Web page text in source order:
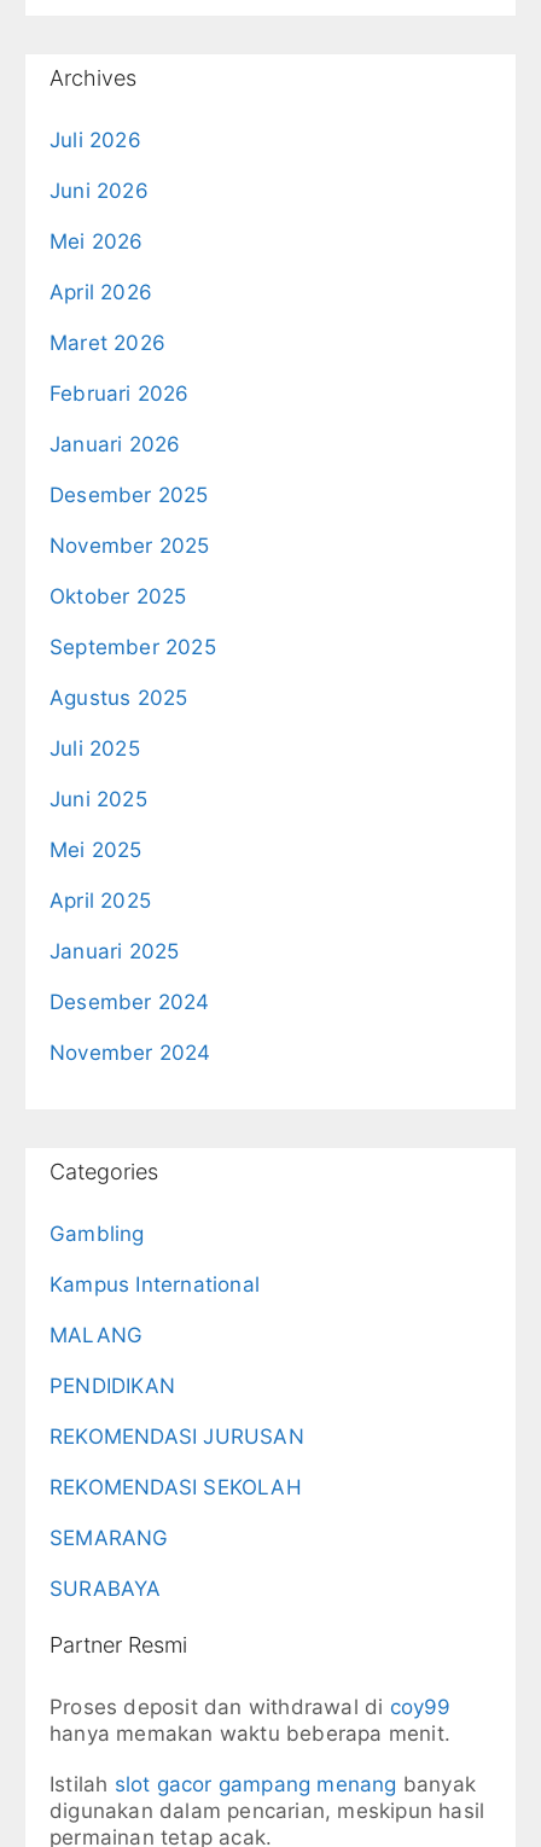
Archives
Juli 2026
Juni 2026
Mei 2026
April 2026
Maret 2026
Februari 2026
Januari 2026
Desember 2025
November 2025
Oktober 2025
September 2025
Agustus 2025
Juli 2025
Juni 2025
Mei 2025
April 2025
Januari 2025
Desember 2024
November 2024
Categories
Gambling
Kampus International
MALANG
PENDIDIKAN
REKOMENDASI JURUSAN
REKOMENDASI SEKOLAH
SEMARANG
SURABAYA
Partner Resmi
Proses deposit dan withdrawal di coy99
hanya memakan waktu beberapa menit.
Istilah slot gacor gampang menang banyak
digunakan dalam pencarian, meskipun hasil
permainan tetap acak.